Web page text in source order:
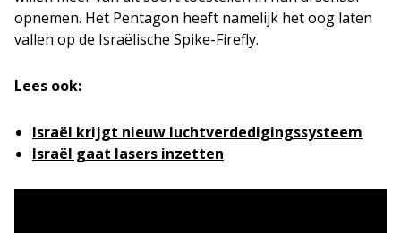
opnemen. Het Pentagon heeft namelijk het oog laten
vallen op de Israëlische Spike-Firefly.
Lees ook:
Israël krijgt nieuw luchtverdedigingssysteem
Israël gaat lasers inzetten